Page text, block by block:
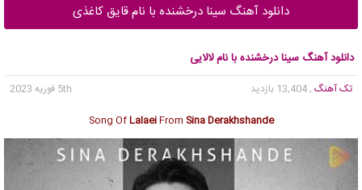
دانلود آهنگ سینا درخشنده با نام قایق کاغذی
دانلود آهنگ سینا درخشنده با نام لالایی
تک آهنگ , 13,404 بازدید
5th فوریه 2023
Song OfLalaeiFrom Sina Derakhshande